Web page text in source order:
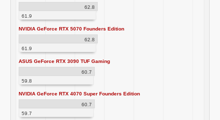
62.8
61.9
NVIDIA GeForce RTX 5070 Founders Edition
62.8
61.9
ASUS GeForce RTX 3090 TUF Gaming
60.7
59.8
NVIDIA GeForce RTX 4070 Super Founders Edition
60.7
59.7